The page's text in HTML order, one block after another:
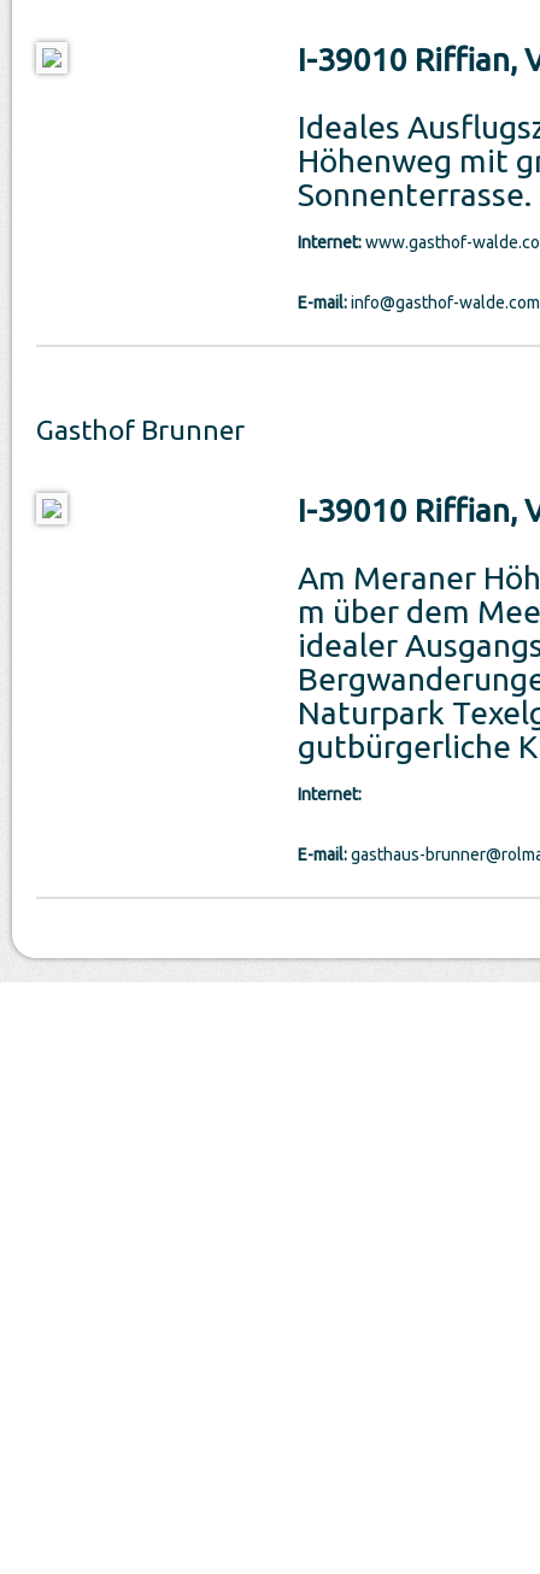
I-39010 Riffian,
Ideales
Höhenweg mit
Sonnenterrasse.
Internet:www.gasthof-
E-mail:info@gasthof-walde.com
Gasthof Brunner
I-39010 Riffian,
Am Meraner
m über dem
idealer
Naturpark
gutbürgerliche
Internet:
E-mail:gasthaus-